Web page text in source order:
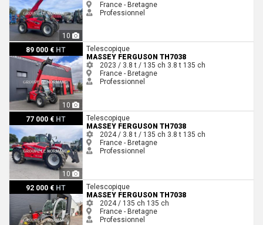
10
France - Bretagne
Professionnel
89 000 € HT
10
Massey Ferguson TH7038Telescopique
MASSEY FERGUSON TH7038
2023 / 3.8 t / 135 ch 3.8 t 135 ch
France - Bretagne
Professionnel
77 000 € HT
10
Massey Ferguson TH7038Telescopique
MASSEY FERGUSON TH7038
2024 / 3.8 t / 135 ch 3.8 t 135 ch
France - Bretagne
Professionnel
92 000 € HT
Massey Ferguson TH7038Telescopique
MASSEY FERGUSON TH7038
2024 / 135 ch 135 ch
France - Bretagne
Professionnel